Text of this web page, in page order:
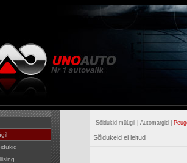
Sõidukid müügil Automargid
Sõidukeid ei leitud